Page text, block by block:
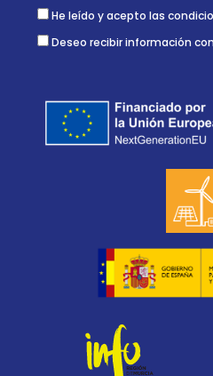
He leído y acepto las
Deseo recibir información